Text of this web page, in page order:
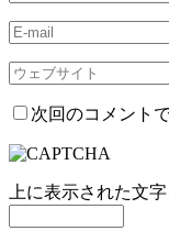
次回のコメント
上に表示された文